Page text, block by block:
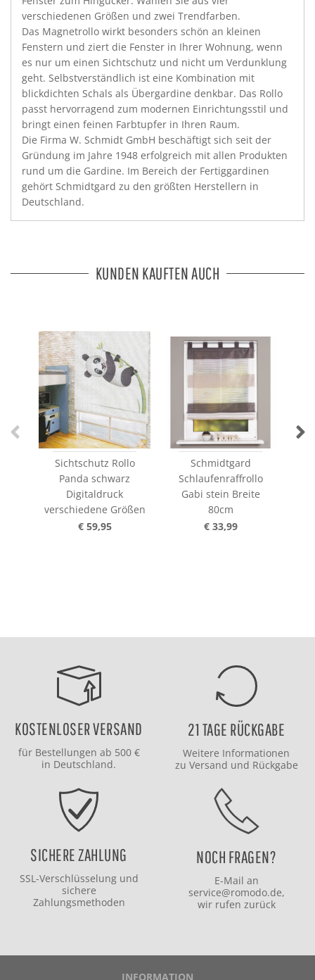
verschiedenen Größen und zwei Trendfarben.
Das Magnetrollo wirkt besonders schön an kleinen
Fenstern und ziert die Fenster in Ihrer Wohnung, wenn
es nur um einen Sichtschutz und nicht um Verdunklung
geht. Selbstverständlich ist eine Kombination mit
blickdichten Schals als Übergardine denkbar. Das Rollo
passt hervorragend zum modernen Einrichtungsstil und
bringt einen feinen Farbtupfer in Ihren Raum.
Die Firma W. Schmidt GmbH beschäftigt sich seit der
Gründung im Jahre 1948 erfolgreich mit allen Produkten
rund um die Gardine. Im Bereich der Fertiggardinen
gehört Schmidtgard zu den größten Herstellern in
Deutschland.
KUNDEN KAUFTEN AUCH
Sichtschutz Rollo
Panda schwarz
Digitaldruck
verschiedene Größen
€ 59,95
Schmidtgard
Schlaufenraffrollo
Gabi stein Breite
80cm
€ 33,99
KOSTENLOSER VERSAND
für Bestellungen ab 500 €
in Deutschland.
21 TAGE RÜCKGABE
Weitere Informationen
zu Versand und Rückgabe
SICHERE ZAHLUNG
SSL-Verschlüsselung und
sichere
Zahlungsmethoden
NOCH FRAGEN?
E-Mail an
service@romodo.de,
wir rufen zurück
INFORMATION